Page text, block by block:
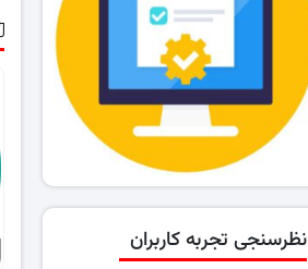
نظرسنجی تجربه کاربران